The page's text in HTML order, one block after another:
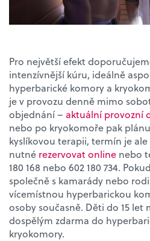
Pro největší efekt
intenzívnější kúru, ideálně
hyperbarické komory a
je v provozu denně mimo
objednání – aktuální provozní
nebo po kryokomoře pak
kyslíkovou terapii, termín je
nutné rezervovat online nebo
180 168 nebo 602 180 734.
společně s kamarády nebo
vícemístnou hyperbarickou
osoby současně. Děti do 15 let
dospělým zdarma do
kryokomory.